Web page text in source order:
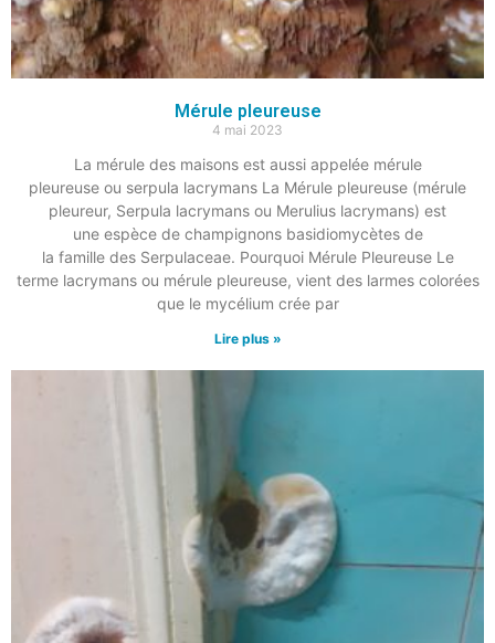
Mérule pleureuse
4 mai 2023
La mérule des maisons est aussi appelée mérule
pleureuse ou serpula lacrymans La Mérule pleureuse (mérule
pleureur, Serpula lacrymans ou Merulius lacrymans) est
une espèce de champignons basidiomycètes de
la famille des Serpulaceae. Pourquoi Mérule Pleureuse Le
terme lacrymans ou mérule pleureuse, vient des larmes colorées
que le mycélium crée par
Lire plus »